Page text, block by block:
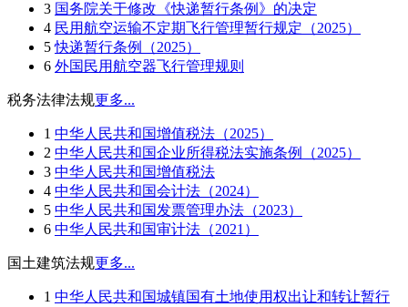
3 国务院关于修改《快递暂行条例》的决定
4 民用航空运输不定期飞行管理暂行规定（2025）
5 快递暂行条例（2025）
6 外国民用航空器飞行管理规则
税务法律法规更多...
1 中华人民共和国增值税法（2025）
2 中华人民共和国企业所得税法实施条例（2025）
3 中华人民共和国增值税法
4 中华人民共和国会计法（2024）
5 中华人民共和国发票管理办法（2023）
6 中华人民共和国审计法（2021）
国土建筑法规更多...
1 中华人民共和国城镇国有土地使用权出让和转让暂行